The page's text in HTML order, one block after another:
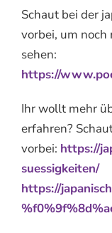
Schaut bei der
vorbei, um noch
sehen:
https://
Ihr wollt mehr
erfahren?
vorbei: https://
suessigkeiten/
https://